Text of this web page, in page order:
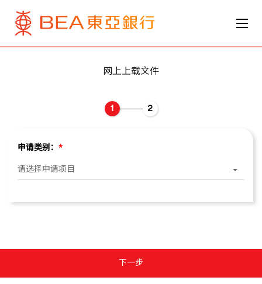
网上上载文件
1 2
申请类别： *